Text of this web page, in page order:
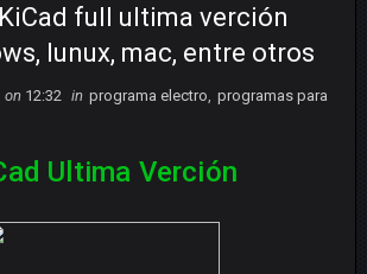
full ultima verción
lunux, mac, entre otros
on 12:32 in programa electro programas para
Ultima Verción